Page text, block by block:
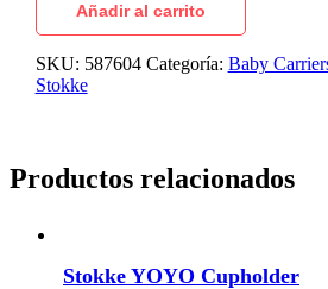
Añadir al carrito
SKU: 587604 Categoría: Baby
Stokke
Productos relacionados
Stokke YOYO Cupholder